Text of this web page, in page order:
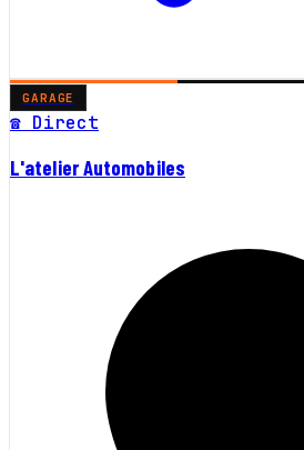
GARAGE
☎ Direct
L'atelier Automobiles